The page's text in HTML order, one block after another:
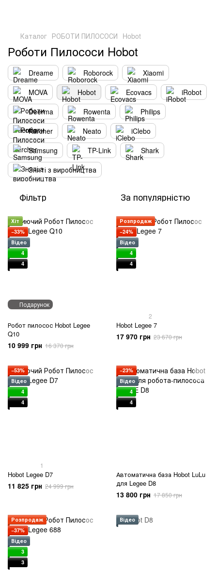
Каталог РОБОТИ ПИЛОСОСИ Hobot
Роботи Пилососи Hobot
Dreame Roborock
Xiaomi
MOVA
Hobot Ecovacs
iRobot
Deerma
Rowenta
Philips
Karcher
Neato
iClebo
Samsung
TP-Link
Shark
Зняті з виробництва
Фільтр За популярністю
Подарунок
Хіт
−33%
Відео
4
4
Робот пилосос Hobot Legee
Q10
10 999 грн 16 370 грн
Розпродаж
−24%
Відео
4
4
2
Hobot Legee 7
17 970 грн 23 670 грн
−53%
Відео
4
4
1
Hobot Legee D7
11 825 грн 24 999 грн
−23%
Відео
4
4
Автоматична база Hobot LuLu
для Legee D8
13 800 грн 17 850 грн
Розпродаж
−37%
Відео
3
3
Відео